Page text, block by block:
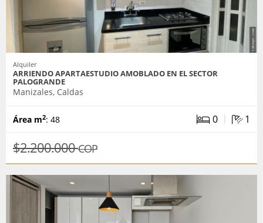
Alquiler
ARRIENDO APARTAESTUDIO AMOBLADO EN EL SECTOR
PALOGRANDE
Manizales, Caldas
Área m2: 48 0 | 1
$2.200.000COP